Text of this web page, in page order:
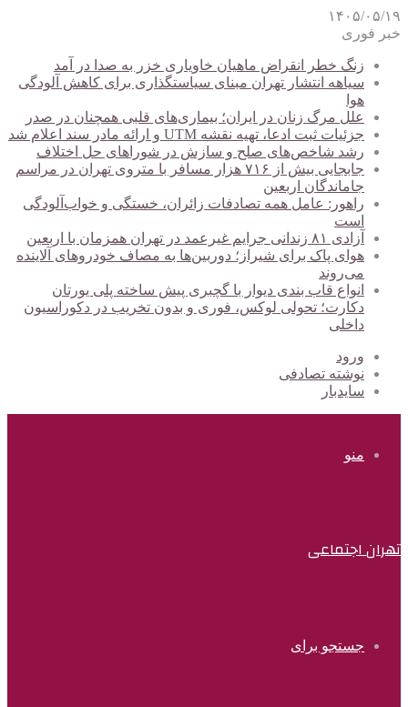
۱۴۰۵/۰۵/۱۹
خبر فوری
زنگ خطر انقراض ماهیان خاویاری خزر به صدا در آمد
سیاهه انتشار تهران مبنای سیاستگذاری برای کاهش آلودگی
هوا
علل مرگ زنان در ایران؛ بیماری‌های قلبی همچنان در صدر
جزئیات ثبت ادعا، تهیه نقشه UTM و ارائه مادر سند اعلام شد
رشد شاخص‌های صلح و سازش در شوراهای حل اختلاف
جابجایی بیش از ۷۱۶ هزار مسافر با متروی تهران در مراسم
جاماندگان اربعین
راهور: عامل همه تصادفات زائران، خستگی و خواب‌آلودگی
است
آزادی ۸۱ زندانی جرایم غیرعمد در تهران همزمان با اربعین
هوای پاک برای شیراز؛ دوربین‌ها به مصاف خودروهای آلاینده
می‌روند
انواع قاب بندی دیوار با گچبری پیش ساخته پلی یورتان
دکارت؛ تحولی لوکس، فوری و بدون تخریب در دکوراسیون
داخلی
ورود
نوشته تصادفی
سایدبار
منو
تهران اجتماعی
جستجو برای